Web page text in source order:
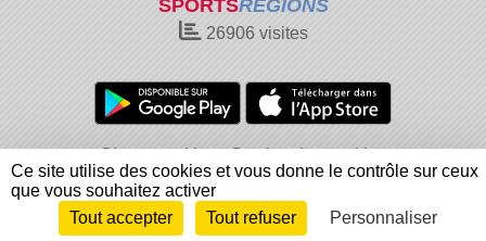
SPORTSREGIONS
26906visites
Charte cookies
Gestion des cookies
Informations légales
Signaler un contenu inapproprié
Envie de participer ? Connexion
Ce site utilise des cookies et vous donne le contrôle sur ceux
que vous souhaitez activer
Tout accepter
Tout refuser Personnaliser